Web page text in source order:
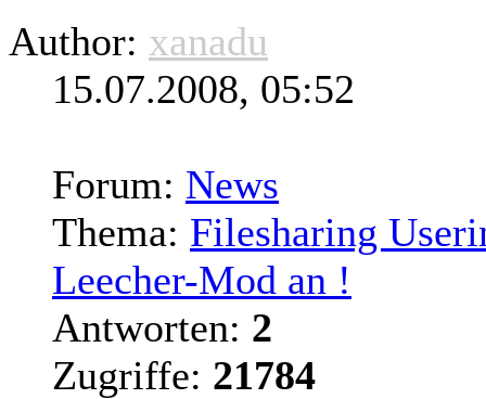
Author: xanadu
15.07.2008, 05:52
Forum: News
Thema: Filesharing
Leecher-Mod an !
Antworten: 2
Zugriffe: 21784